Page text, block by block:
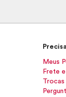
Meus
Frete